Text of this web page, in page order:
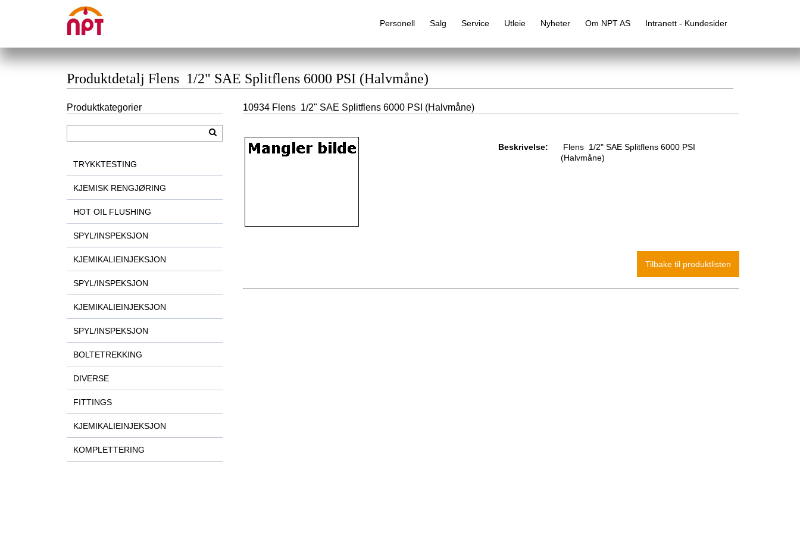
Personell Salg Service Utleie Nyheter Om NPT AS Intranett - Kundesider
Produktdetalj Flens 1/2" SAE Splitflens 6000 PSI (Halvmåne)
10934 Flens 1/2" SAE Splitflens 6000 PSI (Halvmåne)
Beskrivelse:
Flens 1/2" SAE Splitflens 6000 PSI
(Halvmåne)
Produktkategorier
TRYKKTESTING
KJEMISK RENGJØRING
HOT OIL FLUSHING
SPYL/INSPEKSJON
KJEMIKALIEINJEKSJON
SPYL/INSPEKSJON
KJEMIKALIEINJEKSJON
SPYL/INSPEKSJON
BOLTETREKKING
DIVERSE
FITTINGS
KJEMIKALIEINJEKSJON
KOMPLETTERING